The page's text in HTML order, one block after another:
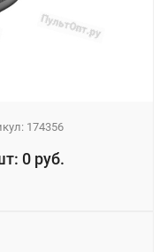
174356
0 руб.